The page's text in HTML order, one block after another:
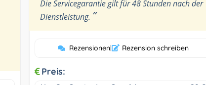
Die Servicegarantie gilt für 48 Stunden nach der
Dienstleistung. ”
Rezensionen| Rezension schreiben
Preis: